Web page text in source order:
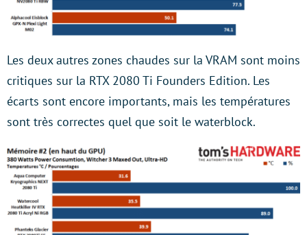
Les deux autres zones chaudes sur la VRAM sont moins
critiques sur la RTX 2080 Ti Founders Edition. Les
écarts sont encore importants, mais les températures
sont très correctes quel que soit le waterblock.